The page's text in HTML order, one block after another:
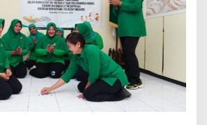
e
n
g
a
n
P
e